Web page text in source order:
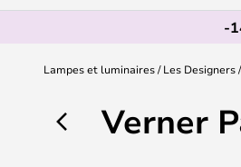
-
Lampes et luminaires Les Designers
Verner